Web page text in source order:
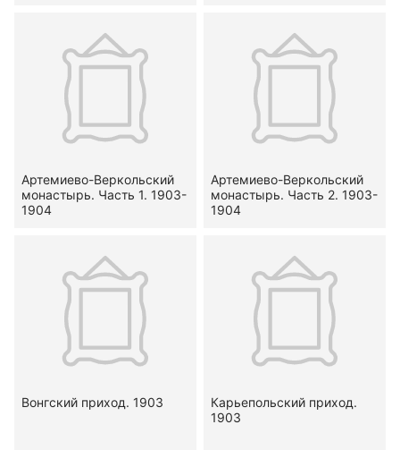
Артемиево-Веркольский
монастырь. Часть 1. 1903-
1904
Артемиево-Веркольский
монастырь. Часть 2. 1903-
1904
Вонгский приход. 1903
Карьепольский приход.
1903